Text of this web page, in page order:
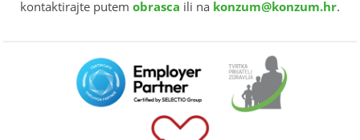
kontaktirajte putem obrasca ili na konzum@konzum.hr.